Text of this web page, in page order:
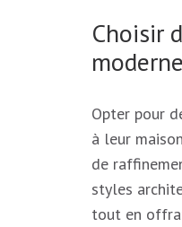
Choisir
Opter pour
à leur
de
styles
tout en